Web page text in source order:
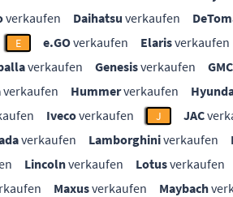
verkaufen Daihatsu verkaufen
E e.GOverkaufen Elarisverkaufen
verkaufen Genesisverkaufen GMC
verkaufen Hummerverkaufen
Ivecoverkaufen J JAC
verkaufen Lamborghiniverkaufen
Lincolnverkaufen Lotusverkaufen
Maxusverkaufen Maybach